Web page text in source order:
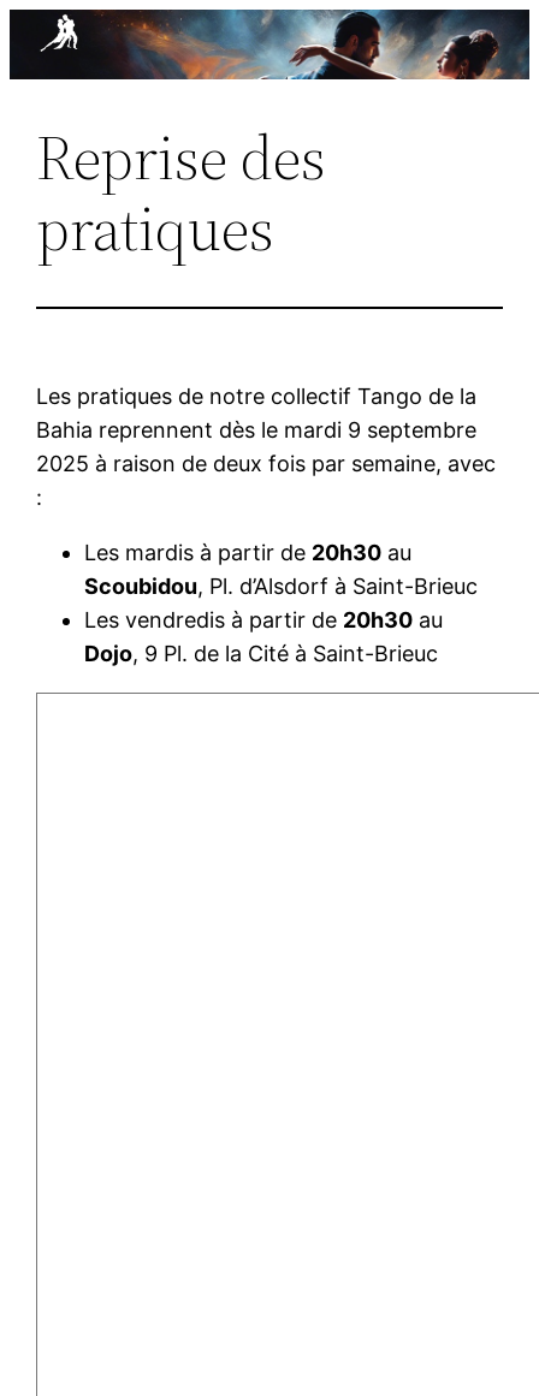
Reprise des
pratiques
Les pratiques de notre collectif Tango de la
Bahia reprennent dès le mardi 9 septembre
2025 à raison de deux fois par semaine, avec
:
Les mardis à partir de 20h30 au
Scoubidou, Pl. d’Alsdorf à Saint-Brieuc
Les vendredis à partir de 20h30 au
Dojo, 9 Pl. de la Cité à Saint-Brieuc